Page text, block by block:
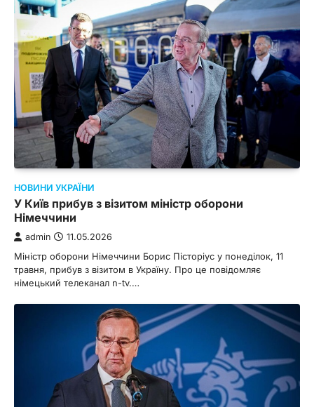
НОВИНИ УКРАЇНИ
У Київ прибув з візитом міністр оборони
Німеччини
admin 11.05.2026
Міністр оборони Німеччини Борис Пісторіус у понеділок, 11
травня, прибув з візитом в Україну. Про це повідомляє
німецький телеканал n-tv.…